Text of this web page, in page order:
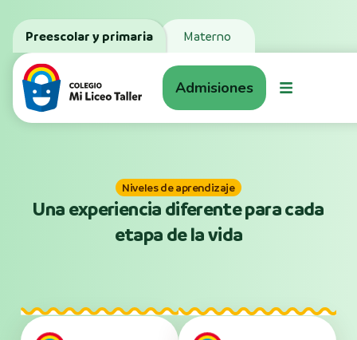
Preescolar y primaria Materno
Admisiones
Niveles de aprendizaje
Una experiencia diferente para cada
etapa de la vida